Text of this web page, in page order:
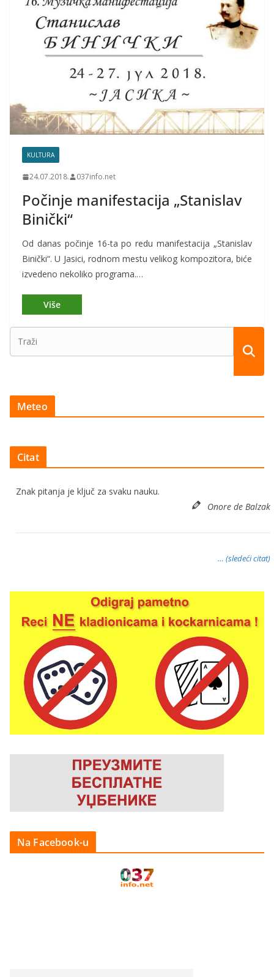
KULTURA
24.07.2018. 037info.net
Počinje manifestacija „Stanislav
Binički“
Od danas počinje 16-ta po redu manifestacija „Stanislav
Binički“. U Jasici, rodnom mestu velikog kompozitora, biće
izvedeno nekoliko programa.…
Meteo
Citat
Znak pitanja je ključ za svaku nauku.
Onore de Balzak
… (sledeći citat)
Na Facebook-u